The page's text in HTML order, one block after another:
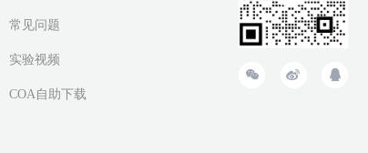
常见问题
实验视频
COA自助下载